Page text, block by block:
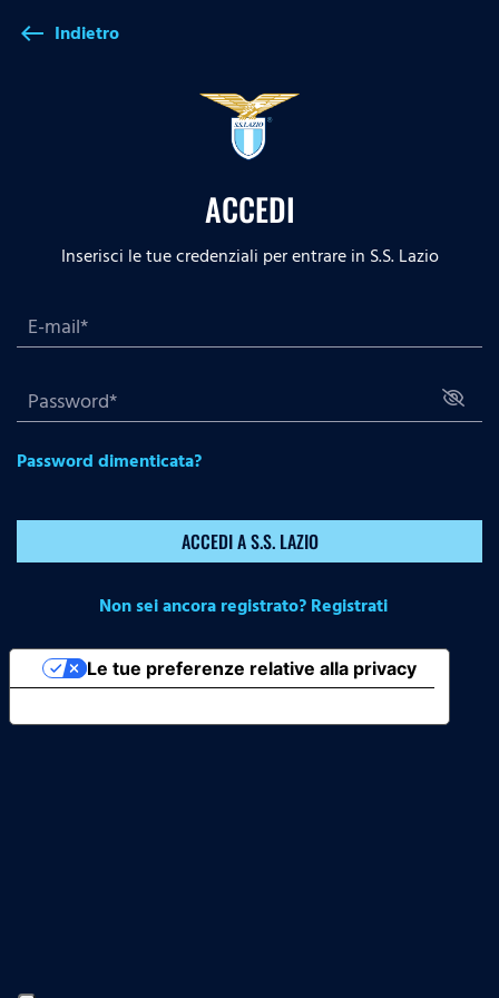
west Indietro
ACCEDI
Inserisci le tue credenziali per entrare in S.S. Lazio
Password dimenticata?
ACCEDI A S.S. LAZIO
Non sei ancora registrato? Registrati
Le tue preferenze relative alla privacy